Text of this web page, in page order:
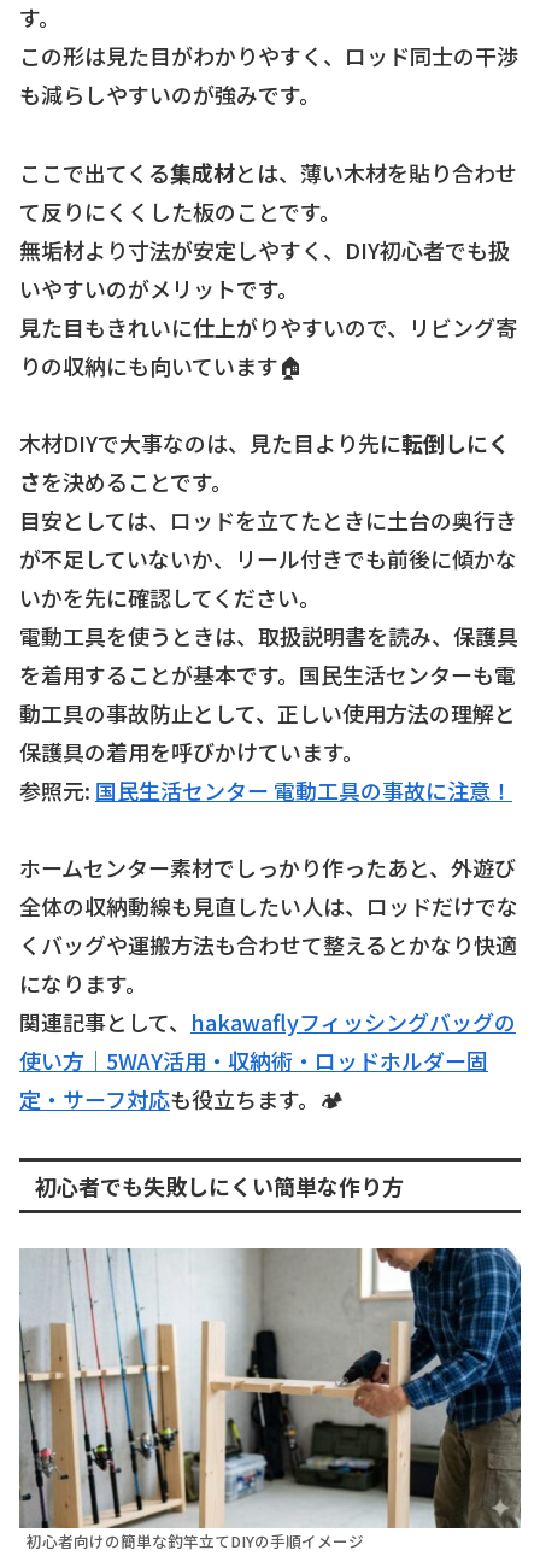
す。
この形は見た目がわかりやすく、ロッド同士の干渉
も減らしやすいのが強みです。
ここで出てくる集成材とは、薄い木材を貼り合わせ
て反りにくくした板のことです。
無垢材より寸法が安定しやすく、DIY初心者でも扱
いやすいのがメリットです。
見た目もきれいに仕上がりやすいので、リビング寄
りの収納にも向いています🏠
木材DIYで大事なのは、見た目より先に転倒しにく
さを決めることです。
目安としては、ロッドを立てたときに土台の奥行き
が不足していないか、リール付きでも前後に傾かな
いかを先に確認してください。
電動工具を使うときは、取扱説明書を読み、保護具
を着用することが基本です。国民生活センターも電
動工具の事故防止として、正しい使用方法の理解と
保護具の着用を呼びかけています。
参照元: 国民生活センター 電動工具の事故に注意！
ホームセンター素材でしっかり作ったあと、外遊び
全体の収納動線も見直したい人は、ロッドだけでな
くバッグや運搬方法も合わせて整えるとかなり快適
になります。
関連記事として、 hakawaflyフィッシングバッグの
使い方｜5WAY活用・収納術・ロッドホルダー固
定・サーフ対応も役立ちます。🏕
初心者でも失敗しにくい簡単な作り方
初心者向けの簡単な釣竿立てDIYの手順イメージ